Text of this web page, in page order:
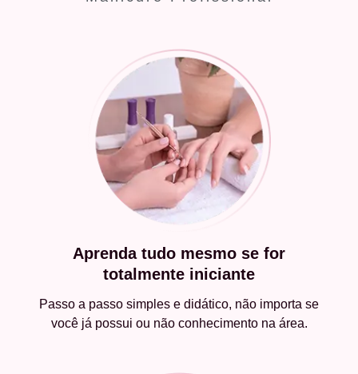
Aprenda tudo mesmo se for
totalmente iniciante
Passo a passo simples e didático, não importa se
você já possui ou não conhecimento na área.